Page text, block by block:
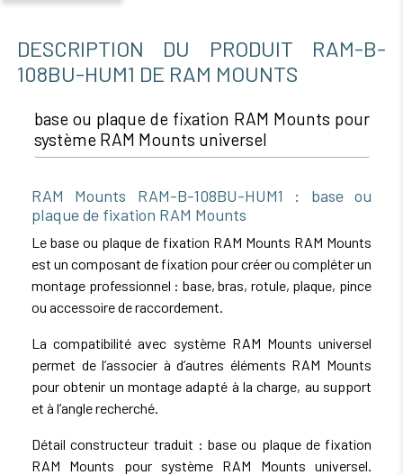
DESCRIPTION DU PRODUIT RAM-B-
108BU-HUM1 DE RAM MOUNTS
base ou plaque de fixation RAM Mounts pour
système RAM Mounts universel
RAM Mounts RAM-B-108BU-HUM1 : base ou
plaque de fixation RAM Mounts
Le base ou plaque de fixation RAM Mounts RAM Mounts
est un composant de fixation pour créer ou compléter un
montage professionnel : base, bras, rotule, plaque, pince
ou accessoire de raccordement.
La compatibilité avec système RAM Mounts universel
permet de l’associer à d’autres éléments RAM Mounts
pour obtenir un montage adapté à la charge, au support
et à l’angle recherché.
Détail constructeur traduit : base ou plaque de fixation
RAM Mounts pour système RAM Mounts universel.